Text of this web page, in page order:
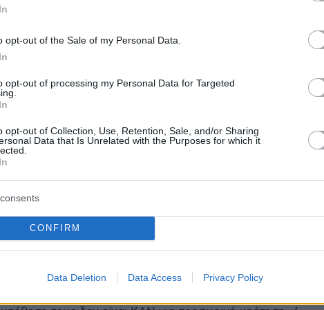
opt-out of the Sale of my Personal Data.
opt-out of processing my Personal Data for Targeted
opt-out of Collection, Use, Retention, Sale, and/or Sharing
Data that Is Unrelated with the Purposes for which it
CONFIRM
Data Deletion Data Access Privacy Policy
χώρα και της εμφάνισης στο αστυνομικό
protothema.gr στο Google News
και μάθετε πρώτοι
Ειδήσεις
από την Ελλάδα και τον Κόσμο, τη
στο Protothema.gr
ΠΡΟΣΘΗΚΗ ΣΧΟΛΙΟΥ
κάνοντας ΣΟΟΥ τα οπκε με οπλοπολυβόλα και